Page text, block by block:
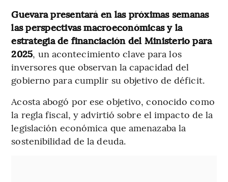
Guevara presentará en las próximas semanas
las perspectivas macroeconómicas y la
estrategia de financiación del Ministerio para
2025, un acontecimiento clave para los
inversores que observan la capacidad del
gobierno para cumplir su objetivo de déficit.
Acosta abogó por ese objetivo, conocido como
la regla fiscal, y advirtió sobre el impacto de la
legislación económica que amenazaba la
sostenibilidad de la deuda.